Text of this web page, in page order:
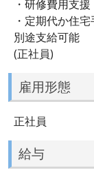
・研修費用支援
・定期代か住
別途支給可能
(正社員)
雇用形態
正社員
給与